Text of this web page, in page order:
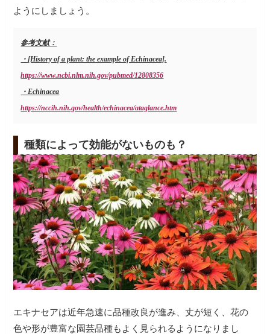
ようにしましょう。
参考文献：
・[History of a plant: the example of Echinacea].
https://www.ncbi.nlm.nih.gov/pubmed/12808356
・Echinacea
https://nccih.nih.gov/health/echinacea/ataglance.htm
種類によって効能がないものも？
エキナセアは近年急速に品種改良が進み、丈が短く、花の
色や形が豊富な園芸品種もよく見られるようになりまし